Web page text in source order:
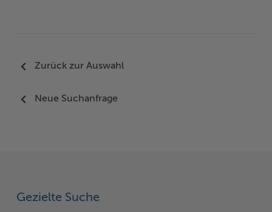
Zurück zur Auswahl
Neue Suchanfrage
Gezielte Suche